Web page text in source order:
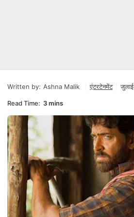
Written by: Ashna Malik एंटरटेनमेंट
Read Time: 3 mins